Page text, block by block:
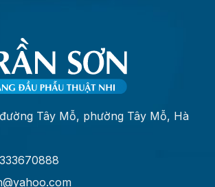
Tây Mỗ, phường Tây Mỗ, Hà